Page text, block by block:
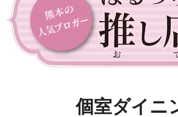
個室ダイニ